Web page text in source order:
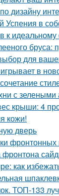
дизайну
Успения в
к идеальному
бруса:
для
в
с зелеными
крыши: 4
кожи!
дверь
фронтонных
как
ТОП-133